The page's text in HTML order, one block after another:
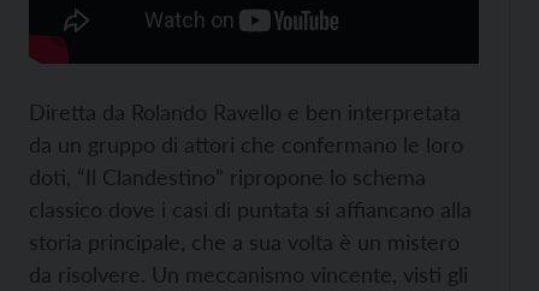
Diretta da Rolando Ravello e ben interpretata
da un gruppo di attori che confermano le loro
doti, “Il Clandestino” ripropone lo schema
classico dove i casi di puntata si affiancano alla
storia principale, che a sua volta è un mistero
da risolvere. Un meccanismo vincente, visti gli